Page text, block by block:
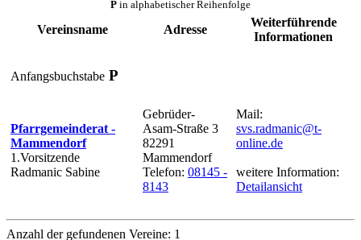
P in alphabetischer Reihenfolge
Vereinsname Adresse
Weiterführende
Informationen
Anfangsbuchstabe P
Pfarrgemeinderat -
Mammendorf
1.Vorsitzende
Radmanic Sabine
Gebrüder-
Asam-Straße 3
82291
Mammendorf
Telefon: 08145 -
8143
Mail:
svs.radmanic@t-
online.de
weitere Information:
Detailansicht
Anzahl der gefundenen Vereine: 1